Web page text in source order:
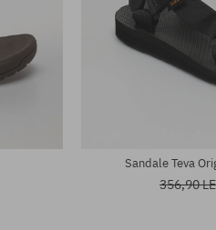
Sandale Teva
356,90